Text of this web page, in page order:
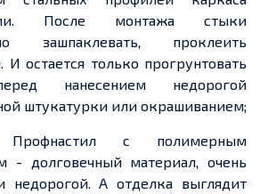
После монтажа стыки
зашпаклевать, проклеить
И остается только прогрунтовать
нанесением недорогой
штукатурки или окрашиванием;
с полимерным
- долговечный материал, очень
недорогой. А отделка выглядит